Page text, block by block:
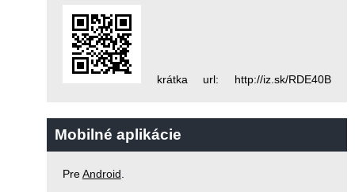
krátka url: http://iz.sk/RDE40B
Mobilné aplikácie
PreAndroid